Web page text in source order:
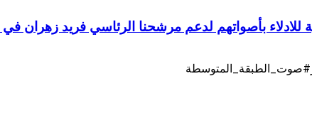
بأصواتهم لدعم مرشحنا الرئاسي فريد زهران في اليوم